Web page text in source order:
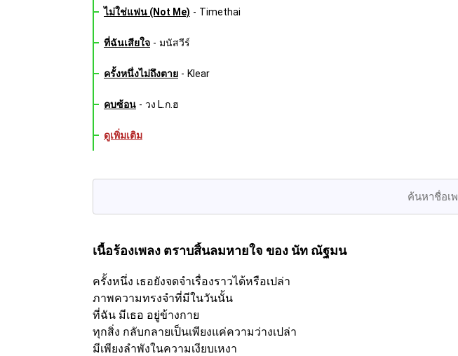
ไม่ใช่แฟน (Not Me) - Timethai
ที่ฉันเสียใจ - มนัสวีร์
ครั้งหนึ่งไม่ถึงตาย - Klear
คบซ้อน - วง L.ก.ฮ
ดูเพิ่มเติม
เนื้อร้องเพลง ตราบสิ้นลมหายใจ ของ นัท ณัฐมน
ครั้งหนึ่ง เธอยังจดจำเรื่องราวได้หรือเปล่า
ภาพความทรงจำที่มีในวันนั้น
ที่ฉัน มีเธอ อยู่ข้างกาย
ทุกสิ่ง กลับกลายเป็นเพียงแค่ความว่างเปล่า
มีเพียงลำพังในความเงียบเหงา